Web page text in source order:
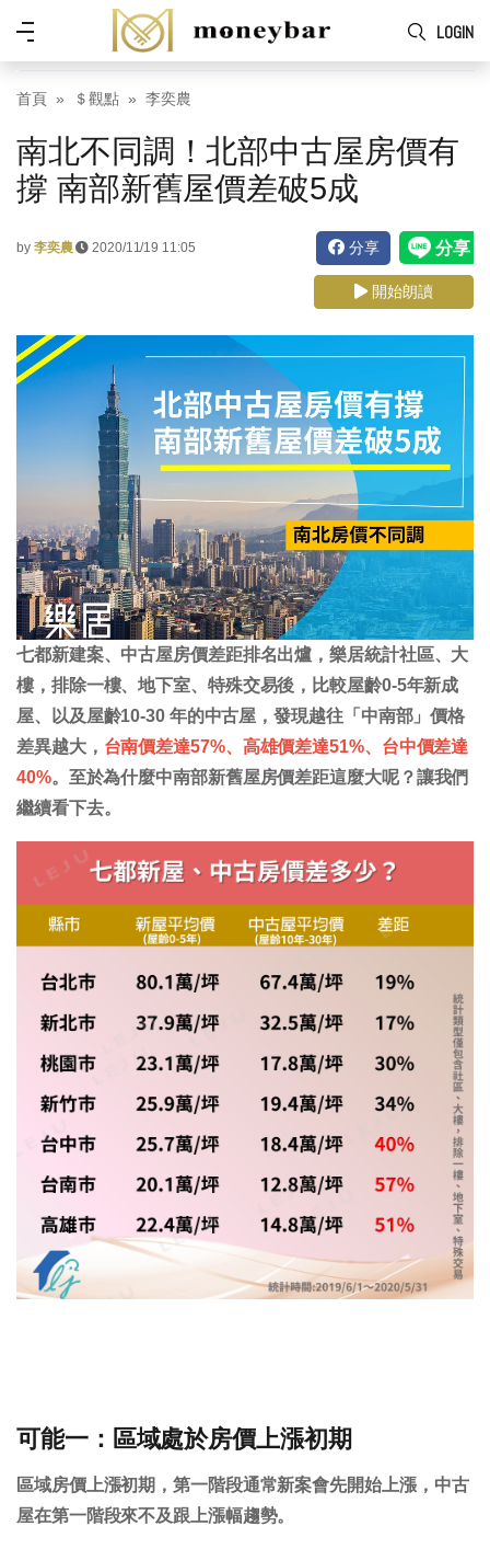
Skip to main content
LOGIN
功
能
表
首頁 ＄觀點 李奕農
南北不同調！北部中古屋房價有
撐 南部新舊屋價差破5成
by 李奕農 2020/11/19 11:05 分享
開始朗讀
七都新建案、中古屋房價差距排名出爐，樂居統計社區、大
樓，排除一樓、地下室、特殊交易後，比較屋齡0-5年新成
屋、以及屋齡10-30 年的中古屋，發現越往「中南部」價格
差異越大， 台南價差達57%、高雄價差達51%、台中價差達
40%。至於為什麼中南部新舊屋房價差距這麼大呢？讓我們
繼續看下去。
可能一：區域處於房價上漲初期
區域房價上漲初期，第一階段通常新案會先開始上漲， 中古
屋在第一階段來不及跟上漲幅趨勢。